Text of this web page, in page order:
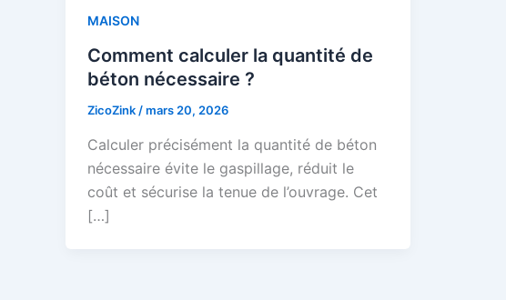
MAISON
Comment calculer la quantité de
béton nécessaire ?
ZicoZink /mars 20, 2026
Calculer précisément la quantité de béton
nécessaire évite le gaspillage, réduit le
coût et sécurise la tenue de l’ouvrage. Cet
[…]